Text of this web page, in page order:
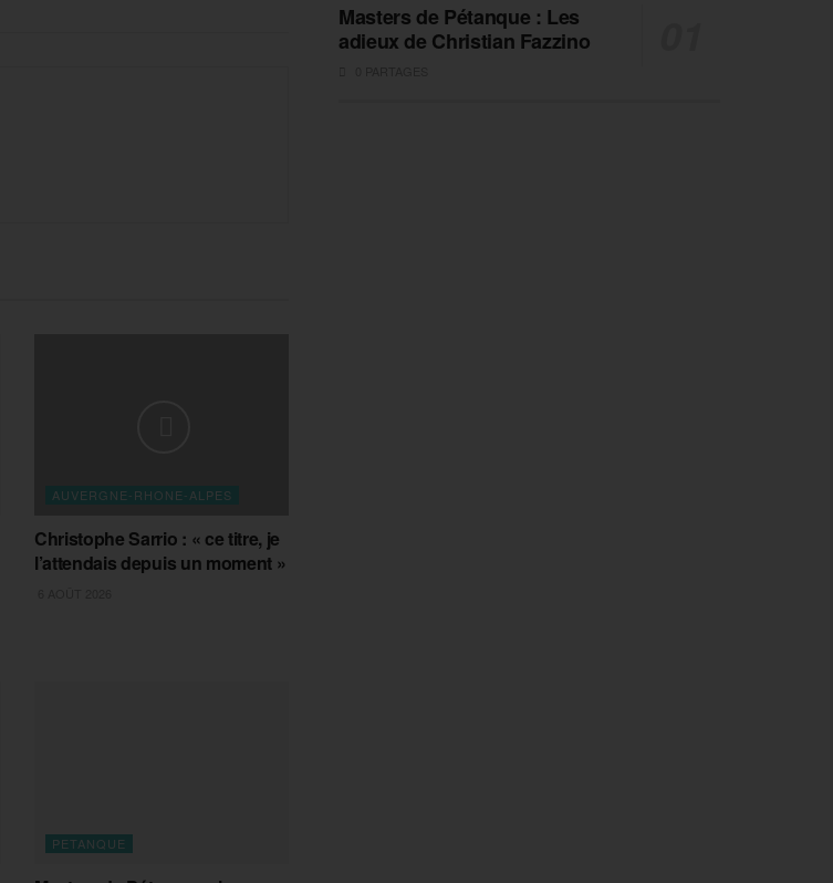
AUVERGNE-RHONE-ALPES
Christophe Sarrio : « ce titre, je
l’attendais depuis un moment »
PETANQUE
Masters de Pétanque : Les
adieux de Christian Fazzino